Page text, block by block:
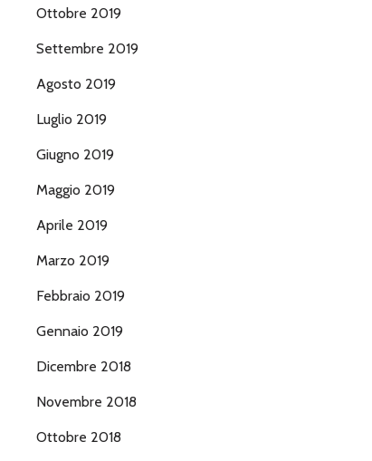
Ottobre 2019
Settembre 2019
Agosto 2019
Luglio 2019
Giugno 2019
Maggio 2019
Aprile 2019
Marzo 2019
Febbraio 2019
Gennaio 2019
Dicembre 2018
Novembre 2018
Ottobre 2018